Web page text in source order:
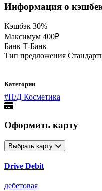
Информация о
Кэшбэк 30%
Максимум 400₽
Банк Т-Банк
Тип предложения
Категории
#Н/Д Косметика
Оформить карту
Выбрать карту
Drive Debit
дебетовая